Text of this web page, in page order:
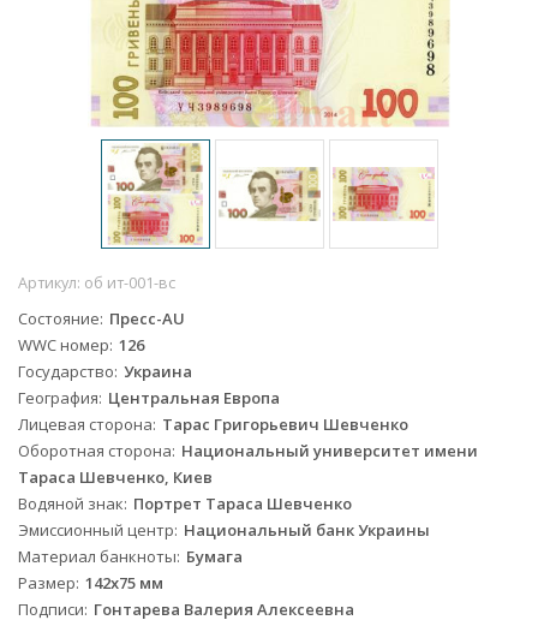
Артикул: об ит-001-вс
Состояние Пресс-AU
WWC номер 126
Государство Украина
География Центральная Европа
Лицевая сторона Тарас Григорьевич Шевченко
Оборотная сторона Национальный университет имени
Тараса Шевченко, Киев
Водяной знак Портрет Тараса Шевченко
Эмиссионный центр Национальный банк Украины
Материал банкноты Бумага
Размер 142х75 мм
Подписи Гонтарева Валерия Алексеевна